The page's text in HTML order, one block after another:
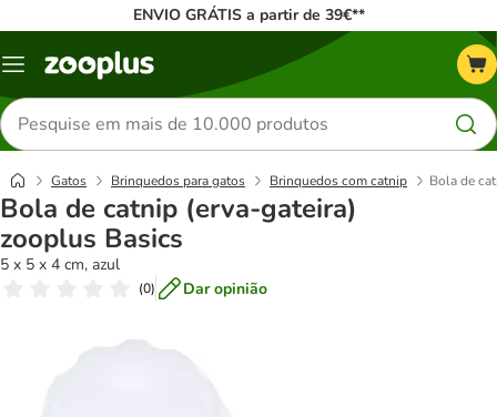
ENVIO GRÁTIS a partir de 39€**
Menu
Pesquisar
produtos
Gatos Brinquedos para gatos Brinquedos com catnip Bola de
Bola de catnip (erva-gateira)
zooplus Basics
5 x 5 x 4 cm, azul
(0) Dar opinião